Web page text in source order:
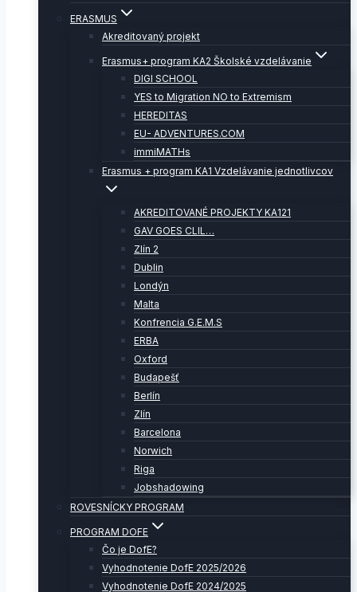
ERASMUS
Akreditovaný projekt
Erasmus+ program KA2 Školské vzdelávanie
DIGI SCHOOL
YES to Migration NO to Extremism
HEREDITAS
EU- ADVENTURES.COM
immiMATHs
Erasmus + program KA1 Vzdelávanie jednotlivcov
AKREDITOVANÉ PROJEKTY KA121
GAV GOES CLIL…
Zlín 2
Dublin
Londýn
Malta
Konfrencia G.E.M.S
ERBA
Oxford
Budapešť
Berlín
Zlín
Barcelona
Norwich
Riga
Jobshadowing
ROVESNÍCKY PROGRAM
PROGRAM DOFE
Čo je DofE?
Vyhodnotenie DofE 2025/2026
Vyhodnotenie DofE 2024/2025